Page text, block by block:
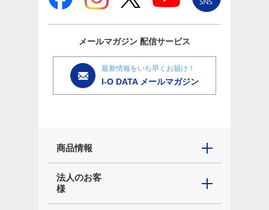
メールマガジン 配信サービス
最新情報をいち早くお届け！
I-O DATA メールマガジン
商品情報
法人のお客
様